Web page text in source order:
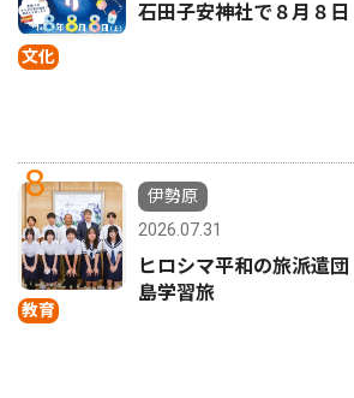
文化
石田子安神社で８月８
8
教育
伊勢原
2026.07.31
ヒロシマ平和の旅派遣
島学習旅